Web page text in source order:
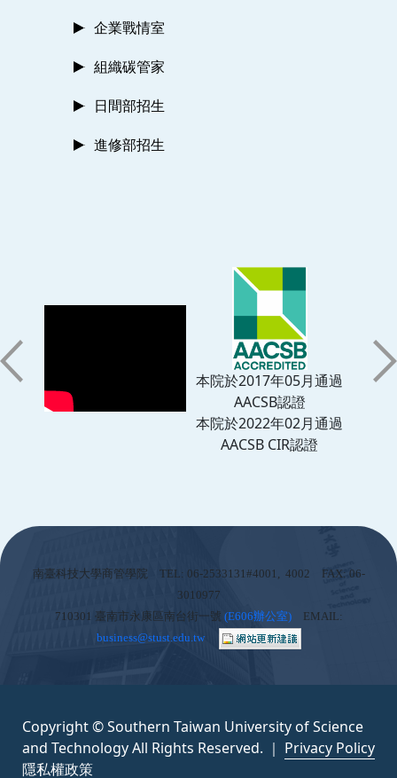
企業戰情室
組織碳管家
日間部招生
進修部招生
本院於2017年05月通過
AACSB認證
本院於2022年02月通過
AACSB CIR認證
南臺科技大學商管學院 TEL: 06-2533131#4001, 4002 FAX: 06-
3010977
710301 臺南市永康區南台街一號 (E606辦公室)EMAIL:
business@stust.edu.tw
Copyright © Southern Taiwan University of Science
and Technology All Rights Reserved. ｜ Privacy Policy
隱私權政策